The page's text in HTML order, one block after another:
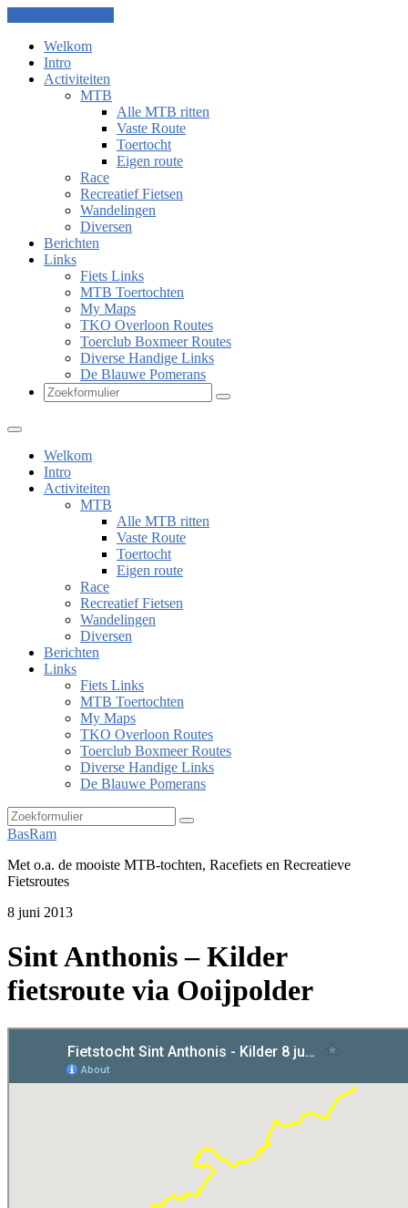
Welkom
Intro
Activiteiten
MTB
Alle MTB ritten
Vaste Route
Toertocht
Eigen route
Race
Recreatief Fietsen
Wandelingen
Diversen
Berichten
Links
Fiets Links
MTB Toertochten
My Maps
TKO Overloon Routes
Toerclub Boxmeer Routes
Diverse Handige Links
De Blauwe Pomerans
Zoeken
Welkom
Intro
Activiteiten
MTB
Alle MTB ritten
Vaste Route
Toertocht
Eigen route
Race
Recreatief Fietsen
Wandelingen
Diversen
Berichten
Links
Fiets Links
MTB Toertochten
My Maps
TKO Overloon Routes
Toerclub Boxmeer Routes
Diverse Handige Links
De Blauwe Pomerans
Zoeken
BasRam
Met o.a. de mooiste MTB-tochten, Racefiets en Recreatieve
Fietsroutes
8 juni 2013
Sint Anthonis – Kilder
fietsroute via Ooijpolder